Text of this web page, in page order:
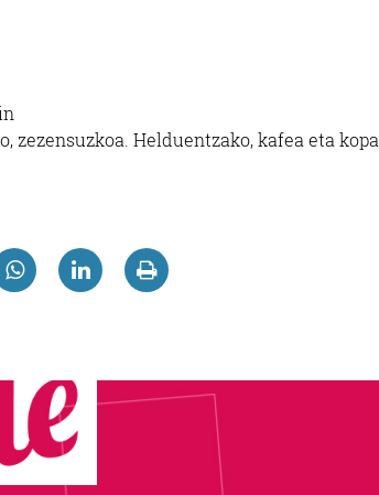
zezensuzkoa. Helduentzako, kafea eta kopa.